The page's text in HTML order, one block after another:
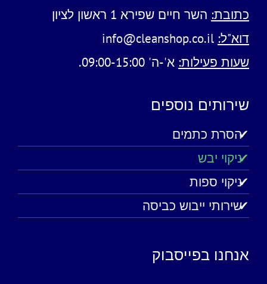
כתובת: השר חיים שפירא 1 ראשון לציון
דוא"ל: info@cleanshop.co.il
שעות פעילות: א'-ה' 09:00-15:00.
שירותים נוספים
הסרת כתמים
ניקוי יבש
ניקוי ספות
שירותי ייבוש כביסה
אנחנו בפייסבוק